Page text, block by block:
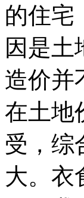
的住宅
因是土
造价并
在土地
受，综
大。衣